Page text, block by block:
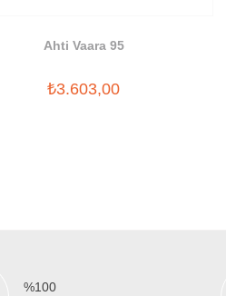
Ahti Vaara 95
₺3.603,00
%100